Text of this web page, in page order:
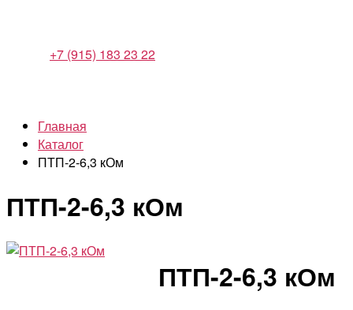
+7 (915) 183 23 22
Главная
Каталог
ПТП-2-6,3 кОм
ПТП-2-6,3 кОм
ПТП-2-6,3 кОм